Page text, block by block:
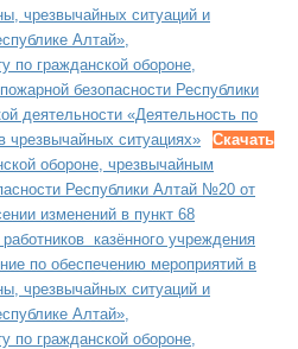
чрезвычайных ситуаций и
Алтай»,
по гражданской обороне,
безопасности Республики
деятельности «Деятельность по
чрезвычайных ситуациях»
Скачать
обороне, чрезвычайным
Республики Алтай №20 от
изменений в пункт 68
казённого учреждения
по обеспечению мероприятий в
чрезвычайных ситуаций и
Алтай»,
по гражданской обороне,